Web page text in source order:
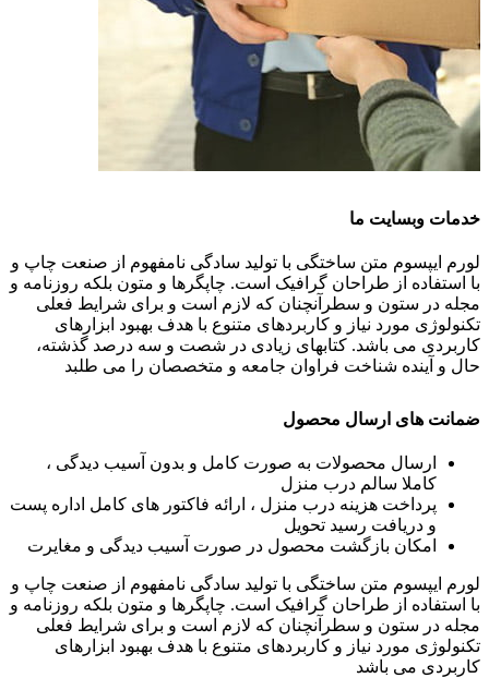
خدمات وبسایت ما
لورم ایپسوم متن ساختگی با تولید سادگی نامفهوم از صنعت چاپ و
با استفاده از طراحان گرافیک است. چاپگرها و متون بلکه روزنامه و
مجله در ستون و سطرآنچنان که لازم است و برای شرایط فعلی
تکنولوژی مورد نیاز و کاربردهای متنوع با هدف بهبود ابزارهای
کاربردی می باشد. کتابهای زیادی در شصت و سه درصد گذشته،
حال و آینده شناخت فراوان جامعه و متخصصان را می طلبد
ضمانت های ارسال محصول
ارسال محصولات به صورت کامل و بدون آسیب دیدگی ،
کاملا سالم درب منزل
پرداخت هزینه درب منزل ، ارائه فاکتور های کامل اداره پست
و دریافت رسید تحویل
امکان بازگشت محصول در صورت آسیب دیدگی و مغایرت
لورم ایپسوم متن ساختگی با تولید سادگی نامفهوم از صنعت چاپ و
با استفاده از طراحان گرافیک است. چاپگرها و متون بلکه روزنامه و
مجله در ستون و سطرآنچنان که لازم است و برای شرایط فعلی
تکنولوژی مورد نیاز و کاربردهای متنوع با هدف بهبود ابزارهای
کاربردی می باشد